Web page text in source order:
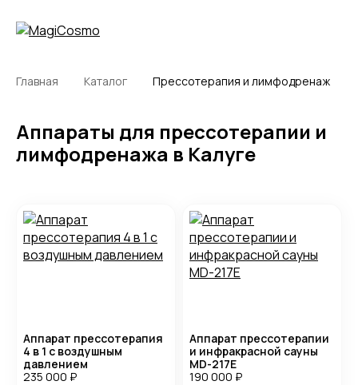
Главная Каталог Прессотерапия и лимфодренаж
Аппараты для прессотерапии и
лимфодренажа в Калуге
Аппарат прессотерапия
4 в 1 с воздушным
давлением
235 000 ₽
Аппарат прессотерапии
и инфракрасной сауны
MD-217E
190 000 ₽